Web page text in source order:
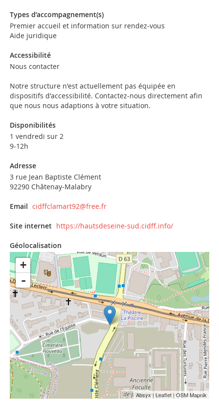
Types d’accompagnement(s)
Premier accueil et information sur rendez-vous
Aide juridique
Accessibilité
Nous contacter
Notre structure n'est actuellement pas équipée en
dispositifs d'accessibilité. Contactez-nous directement afin
que nous nous adaptions à votre situation.
Disponibilités
1 vendredi sur 2
9-12h
Adresse
3 rue Jean Baptiste Clément
92290 Châtenay-Malabry
Email cidffclamart92@free.fr
Site internet https://hautsdeseine-sud.cidff.info/
Géolocalisation
+
-
Absyx|Leaflet | OSM Mapnik